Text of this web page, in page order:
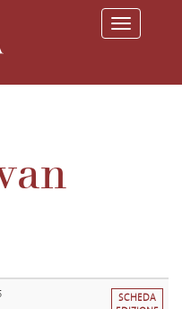
T
o
l
SCHEDA